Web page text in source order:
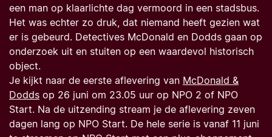
een man op klaarlichte dag vermoord in een stadsbus.
Het was echter zo druk, dat niemand heeft gezien wat
er is gebeurd. Detectives McDonald en Dodds gaan op
onderzoek uit en stuiten op een waardevol historisch
object.
Je kijkt naar de eerste aflevering van McDonald &
Dodds op 26 juni om 23.05 uur op NPO 2 of NPO
Start. Na de uitzending stream je de aflevering zeven
dagen lang op NPO Start. De hele serie is vanaf 11 juni